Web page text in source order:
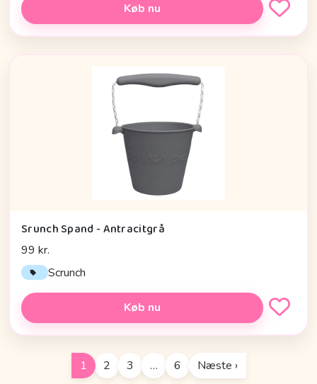
Køb nu
Srunch Spand - Antracitgrå
99 kr.
Scrunch
Køb nu
1 2 3 … 6 Næste ›